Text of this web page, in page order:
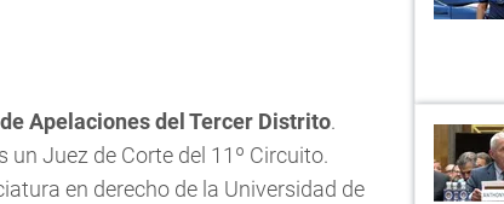
Apelaciones del Tercer Distrito.
un Juez de Corte del 11º Circuito.
en derecho de la Universidad de